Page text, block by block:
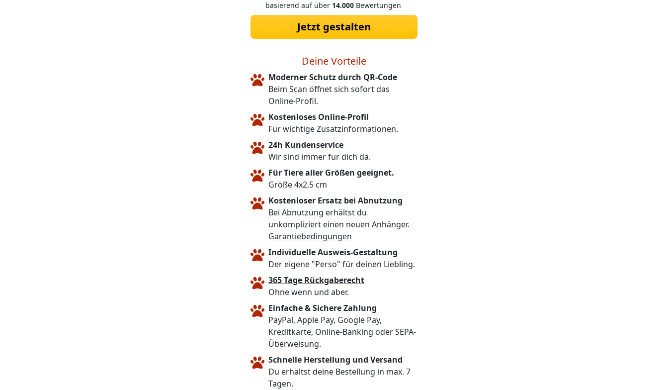
basierend auf über 14.000Bewertungen
Jetzt gestalten
Deine Vorteile
Moderner Schutz durch QR-Code
Beim Scan öffnet sich sofort das
Online-Profil.
Kostenloses Online-Profil
Für wichtige Zusatzinformationen.
24h Kundenservice
Wir sind immer für dich da.
Für Tiere aller Größen geeignet.
Größe 4x2,5 cm
Kostenloser Ersatz bei Abnutzung
Bei Abnutzung erhältst du
unkompliziert einen neuen Anhänger.
Garantiebedingungen
Individuelle Ausweis-Gestaltung
Der eigene "Perso" für deinen Liebling.
365 Tage Rückgaberecht
Ohne wenn und aber.
Einfache & Sichere Zahlung
PayPal, Apple Pay, Google Pay,
Kreditkarte, Online-Banking oder SEPA-
Überweisung.
Schnelle Herstellung und Versand
Du erhältst deine Bestellung in max. 7
Tagen.